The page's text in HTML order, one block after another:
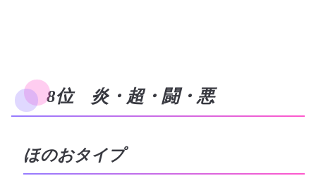
8位 炎・超・闘・悪
ほのおタイプ